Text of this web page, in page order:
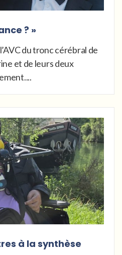
? »
du tronc cérébral de
et de leurs deux
à la synthèse